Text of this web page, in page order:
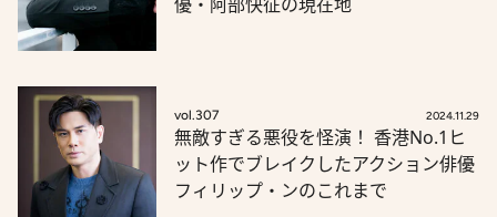
vol.307 2024.11.29
無敵すぎる悪役を怪演！ 香港No.1ヒ
ット作でブレイクしたアクション俳優
フィリップ・ンのこれまで